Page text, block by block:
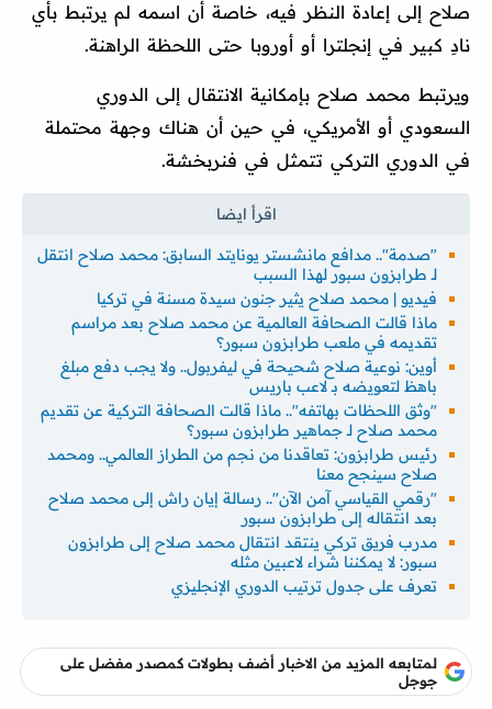
صلاح إلى إعادة النظر فيه، خاصة أن اسمه لم يرتبط بأي
نادِ كبير في إنجلترا أو أوروبا حتى اللحظة الراهنة.
ويرتبط محمد صلاح بإمكانية الانتقال إلى الدوري
السعودي أو الأمريكي، في حين أن هناك وجهة محتملة
في الدوري التركي تتمثل في فنربخشة.
"صدمة".. مدافع مانشستر يونايتد السابق: محمد صلاح انتقل
لـ طرابزون سبور لهذا السبب
فيديو | محمد صلاح يثير جنون سيدة مسنة في تركيا
ماذا قالت الصحافة العالمية عن محمد صلاح بعد مراسم
تقديمه في ملعب طرابزون سبور؟
أوين: نوعية صلاح شحيحة في ليفربول.. ولا يجب دفع مبلغ
باهظ لتعويضه بـ لاعب باريس
"وثق اللحظات بهاتفه".. ماذا قالت الصحافة التركية عن تقديم
محمد صلاح لـ جماهير طرابزون سبور؟
رئيس طرابزون: تعاقدنا من نجم من الطراز العالمي.. ومحمد
صلاح سينجح معنا
"رقمي القياسي آمن الآن".. رسالة إيان راش إلى محمد صلاح
بعد انتقاله إلى طرابزون سبور
مدرب فريق تركي ينتقد انتقال محمد صلاح إلى طرابزون
سبور: لا يمكننا شراء لاعبين مثله
تعرف على جدول ترتيب الدوري الإنجليزي
لمتابعه المزيد من الاخبار أضف بطولات كمصدر مفضل على
جوجل